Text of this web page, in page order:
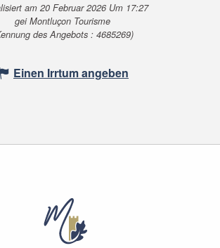
am 20 Februar 2026 Um 17:27
gei Montluçon Tourisme
des Angebots : 4685269)
Einen Irrtum angeben